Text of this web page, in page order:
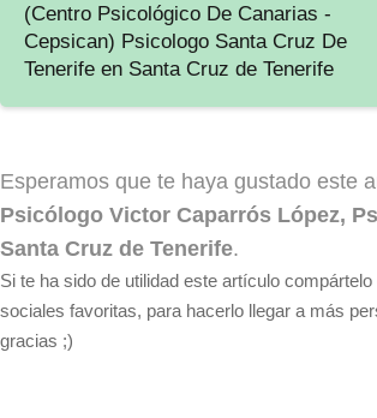
(Centro Psicológico De Canarias -
Cepsican) Psicologo Santa Cruz De
Tenerife en Santa Cruz de Tenerife
Esperamos que te haya gustado este
Psicólogo Victor Caparrós López,
Santa Cruz de Tenerife.
Si te ha sido de utilidad este artículo
sociales favoritas, para hacerlo llegar a más
gracias ;)